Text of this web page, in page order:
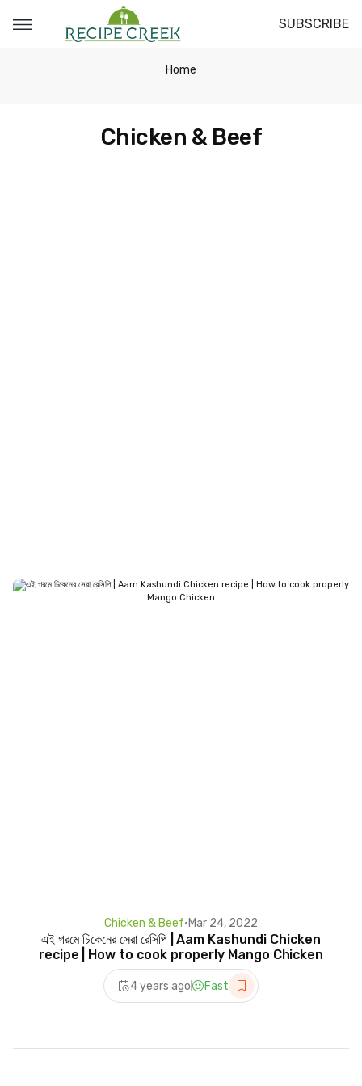
SUBSCRIBE
Home
Chicken & Beef
Chicken & Beef•Mar 24, 2022
এই গরমে চিকেনের সেরা রেসিপি | Aam Kashundi Chicken
recipe | How to cook properly Mango Chicken
4 years ago Fast